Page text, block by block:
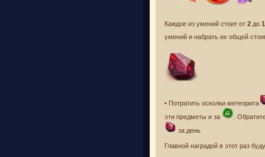
Каждое из умений стоит от 2 до
умений и набрать их общей
• Потратить осколки метеорита
эти предметы и за
.
за день
Главной наградой в этот раз